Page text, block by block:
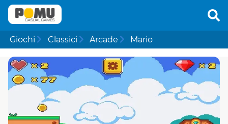
Giochi Classici Arcade Mario